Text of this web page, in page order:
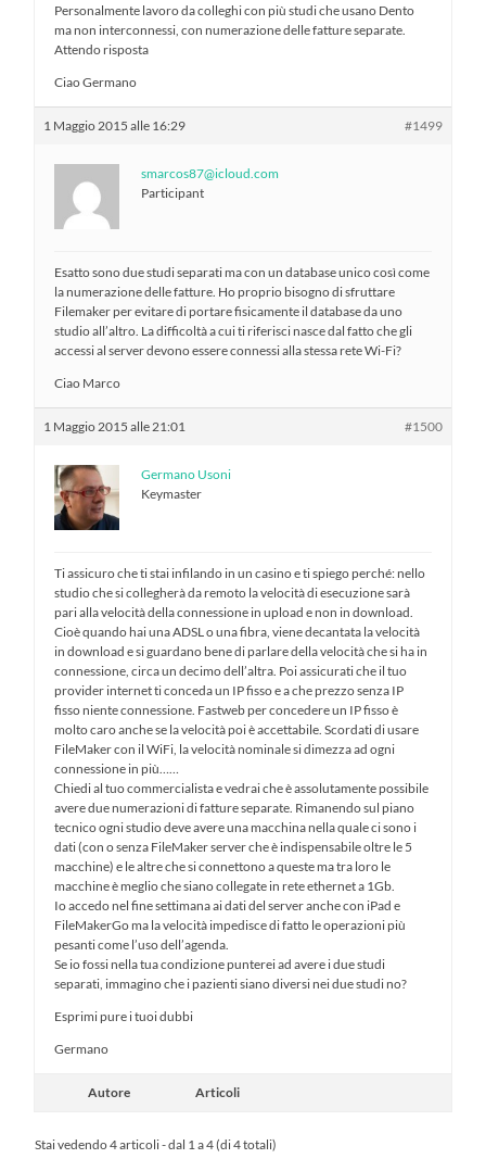
Personalmente lavoro da colleghi con più studi che usano Dento
ma non interconnessi, con numerazione delle fatture separate.
Attendo risposta
Ciao Germano
1 Maggio 2015 alle 16:29 #1499
smarcos87@icloud.com
Participant
Esatto sono due studi separati ma con un database unico così come
la numerazione delle fatture. Ho proprio bisogno di sfruttare
Filemaker per evitare di portare fisicamente il database da uno
studio all’altro. La difficoltà a cui ti riferisci nasce dal fatto che gli
accessi al server devono essere connessi alla stessa rete Wi-Fi?
Ciao Marco
1 Maggio 2015 alle 21:01 #1500
Germano Usoni
Keymaster
Ti assicuro che ti stai infilando in un casino e ti spiego perché: nello
studio che si collegherà da remoto la velocità di esecuzione sarà
pari alla velocità della connessione in upload e non in download.
Cioè quando hai una ADSL o una fibra, viene decantata la velocità
in download e si guardano bene di parlare della velocità che si ha in
connessione, circa un decimo dell’altra. Poi assicurati che il tuo
provider internet ti conceda un IP fisso e a che prezzo senza IP
fisso niente connessione. Fastweb per concedere un IP fisso è
molto caro anche se la velocità poi è accettabile. Scordati di usare
FileMaker con il WiFi, la velocità nominale si dimezza ad ogni
connessione in più……
Chiedi al tuo commercialista e vedrai che è assolutamente possibile
avere due numerazioni di fatture separate. Rimanendo sul piano
tecnico ogni studio deve avere una macchina nella quale ci sono i
dati (con o senza FileMaker server che è indispensabile oltre le 5
macchine) e le altre che si connettono a queste ma tra loro le
macchine è meglio che siano collegate in rete ethernet a 1Gb.
Io accedo nel fine settimana ai dati del server anche con iPad e
FileMakerGo ma la velocità impedisce di fatto le operazioni più
pesanti come l’uso dell’agenda.
Se io fossi nella tua condizione punterei ad avere i due studi
separati, immagino che i pazienti siano diversi nei due studi no?
Esprimi pure i tuoi dubbi
Germano
Autore Articoli
Stai vedendo 4 articoli - dal 1 a 4 (di 4 totali)